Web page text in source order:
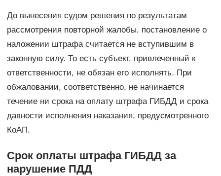
До вынесения судом решения по результатам
рассмотрения повторной жалобы, постановление о
наложении штрафа считается не вступившим в
законную силу. То есть субъект, привлеченный к
ответственности, не обязан его исполнять. При
обжаловании, соответственно, не начинается
течение ни срока на оплату штрафа ГИБДД и срока
давности исполнения наказания, предусмотренного
КоАП.
Срок оплаты штрафа ГИБДД за
нарушение ПДД